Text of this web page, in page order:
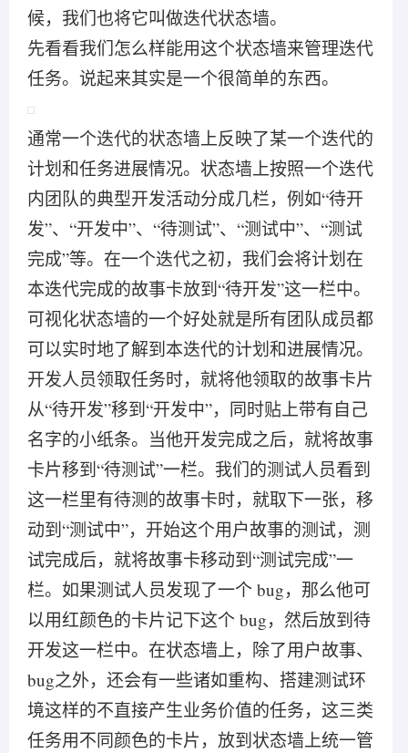
候，我们也将它叫做迭代状态墙。
先看看我们怎么样能用这个状态墙来管理迭代
任务。说起来其实是一个很简单的东西。
通常一个迭代的状态墙上反映了某一个迭代的
计划和任务进展情况。状态墙上按照一个迭代
内团队的典型开发活动分成几栏，例如“待开
发”、“开发中”、“待测试”、“测试中”、“测试
完成”等。在一个迭代之初，我们会将计划在
本迭代完成的故事卡放到“待开发”这一栏中。
可视化状态墙的一个好处就是所有团队成员都
可以实时地了解到本迭代的计划和进展情况。
开发人员领取任务时，就将他领取的故事卡片
从“待开发”移到“开发中”，同时贴上带有自己
名字的小纸条。当他开发完成之后，就将故事
卡片移到“待测试”一栏。我们的测试人员看到
这一栏里有待测的故事卡时，就取下一张，移
动到“测试中”，开始这个用户故事的测试，测
试完成后，就将故事卡移动到“测试完成”一
栏。如果测试人员发现了一个 bug，那么他可
以用红颜色的卡片记下这个 bug，然后放到待
开发这一栏中。在状态墙上，除了用户故事、
bug之外，还会有一些诸如重构、搭建测试环
境这样的不直接产生业务价值的任务，这三类
任务用不同颜色的卡片，放到状态墙上统一管